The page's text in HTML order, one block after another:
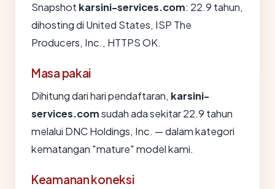
Snapshot karsini-services.com: 22.9 tahun,
dihosting di United States, ISP The
Producers, Inc., HTTPS OK.
Masa pakai
Dihitung dari hari pendaftaran, karsini-
services.comsudah ada sekitar 22.9 tahun
melalui DNC Holdings, Inc. — dalam kategori
kematangan "mature" model kami.
Keamanan koneksi